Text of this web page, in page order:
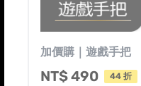
加價購｜遊戲手把
NT$ 490
44 折